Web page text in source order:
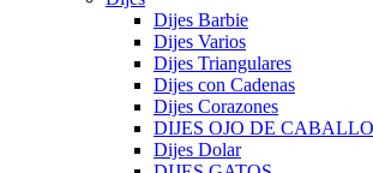
Dijes Barbie
Dijes Varios
Dijes Triangulares
Dijes con Cadenas
Dijes Corazones
DIJES OJO DE
Dijes Dolar